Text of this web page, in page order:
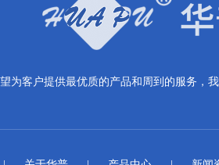
为客户提供最优质的产品和周到的服务，